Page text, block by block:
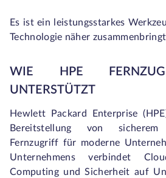
Es ist ein leistungsstarkes
Technologie näher
WIE HPE
UNTERSTÜTZT
Hewlett Packard Enterprise
Bereitstellung von
Fernzugriff für moderne
Unternehmens verbindet
Computing und Sicherheit auf